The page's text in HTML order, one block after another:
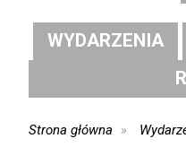
WYDARZENIA
Strona główna